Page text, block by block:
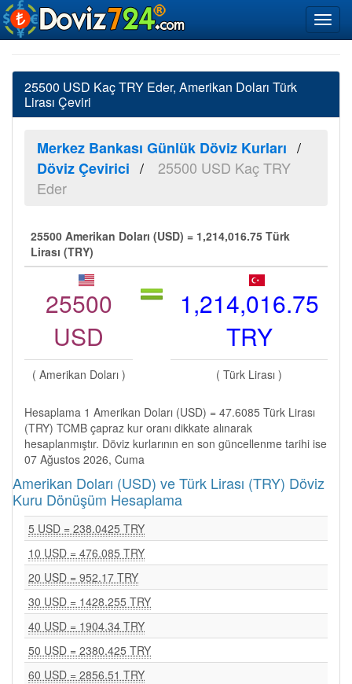
25500 USD Kaç TRY Eder, Amerikan Doları Türk
Lirası Çeviri
Merkez Bankası Günlük Döviz Kurları
Döviz Çevirici
25500 USD Kaç TRY
Eder
25500 Amerikan Doları (USD) = 1,214,016.75 Türk
Lirası (TRY)
25500
USD
1,214,016.75
TRY
( Amerikan Doları ) ( Türk Lirası )
Hesaplama 1 Amerikan Doları (USD) = 47.6085 Türk Lirası
(TRY) TCMB çapraz kur oranı dikkate alınarak
hesaplanmıştır. Döviz kurlarının en son güncellenme tarihi ise
07 Ağustos 2026, Cuma
Amerikan Doları (USD) ve Türk Lirası (TRY) Döviz
Kuru Dönüşüm Hesaplama
5 USD = 238.0425 TRY
10 USD = 476.085 TRY
20 USD = 952.17 TRY
30 USD = 1428.255 TRY
40 USD = 1904.34 TRY
50 USD = 2380.425 TRY
60 USD = 2856.51 TRY